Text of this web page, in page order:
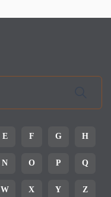
E F G H
N O P Q
W X Y Z